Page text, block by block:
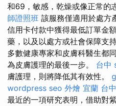
和69，敏感，乾燥或像正常的
師證照班 該服務僅適用於處方
信用卡付款中獲得最低訂單金
藥，以及以處方或社會保障支
多數健康專家和皮膚科醫生都
為皮膚護理的最後一步。 台中
膚護理，則將降低其有效性。
wordpress seo 外燴 宜蘭 台
最近的一項研究表明，借助對